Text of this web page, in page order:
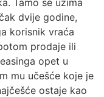
dvije godine,
korisnik vraća
prodaje ili
opet u
mu učešće koje je
ostaje kao